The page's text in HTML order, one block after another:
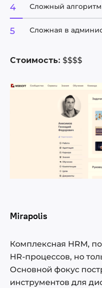
Сложный алгоритм
Сложная в
Стоимость: $$$$
Mirapolis
Комплексная HRM,
HR-процессов, но
Основной фокус
инструментов для